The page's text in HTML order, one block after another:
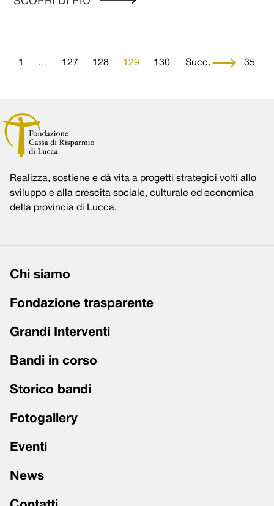
Navigazione degli
Prec.
1 … 127 128 129 130 131 … 135
Succ.
Realizza, sostiene e dà vita a progetti strategici volti allo
sviluppo e alla crescita sociale, culturale ed economica
della provincia di Lucca.
Chi siamo
Fondazione trasparente
Grandi Interventi
Bandi in corso
Storico bandi
Fotogallery
Eventi
News